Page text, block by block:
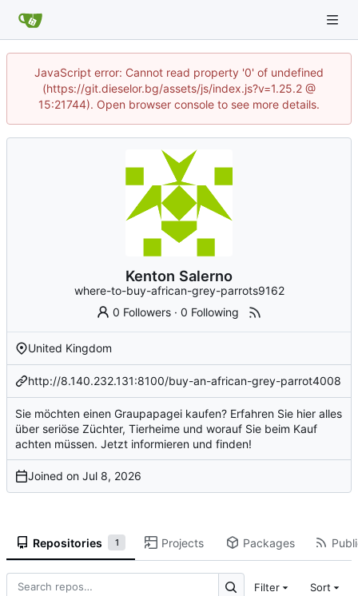
JavaScript error: Cannot read property '0' of undefined
(https://git.dieselor.bg/assets/js/index.js?v=1.25.2 @
15:21744). Open browser console to see more details.
Kenton Salerno
where-to-buy-african-grey-parrots9162
0 Followers ·0 Following
United Kingdom
http://8.140.232.131:8100/buy-an-african-grey-parrot4008
Sie möchten einen Graupapagei kaufen? Erfahren Sie hier alles
über seriöse Züchter, Tierheime und worauf Sie beim Kauf
achten müssen. Jetzt informieren und finden!
Joined on
Repositories 1 Projects Packages
Filter Sort